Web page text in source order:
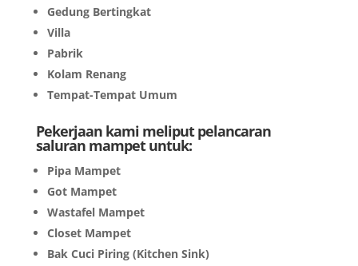
Gedung Bertingkat
Villa
Pabrik
Kolam Renang
Tempat-Tempat Umum
Pekerjaan kami meliput pelancaran
saluran mampet untuk:
Pipa Mampet
Got Mampet
Wastafel Mampet
Closet Mampet
Bak Cuci Piring (Kitchen Sink)